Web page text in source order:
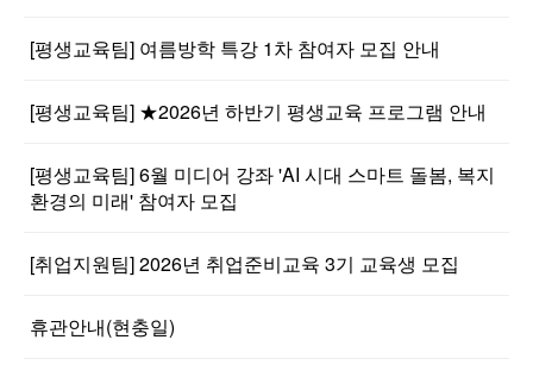
[평생교육팀] 여름방학 특강 1차 참여자 모집 안내
[평생교육팀] ★2026년 하반기 평생교육 프로그램 안내
[평생교육팀] 6월 미디어 강좌 'AI 시대 스마트 돌봄, 복지
환경의 미래' 참여자 모집
[취업지원팀] 2026년 취업준비교육 3기 교육생 모집
휴관안내(현충일)